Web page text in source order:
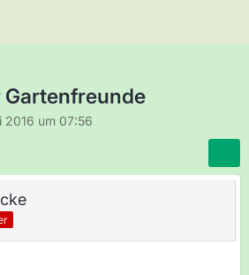
2016 um 07:56